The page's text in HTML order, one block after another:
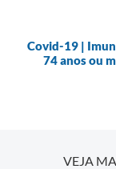
Covid-19 |
74 anos ou
VEJA